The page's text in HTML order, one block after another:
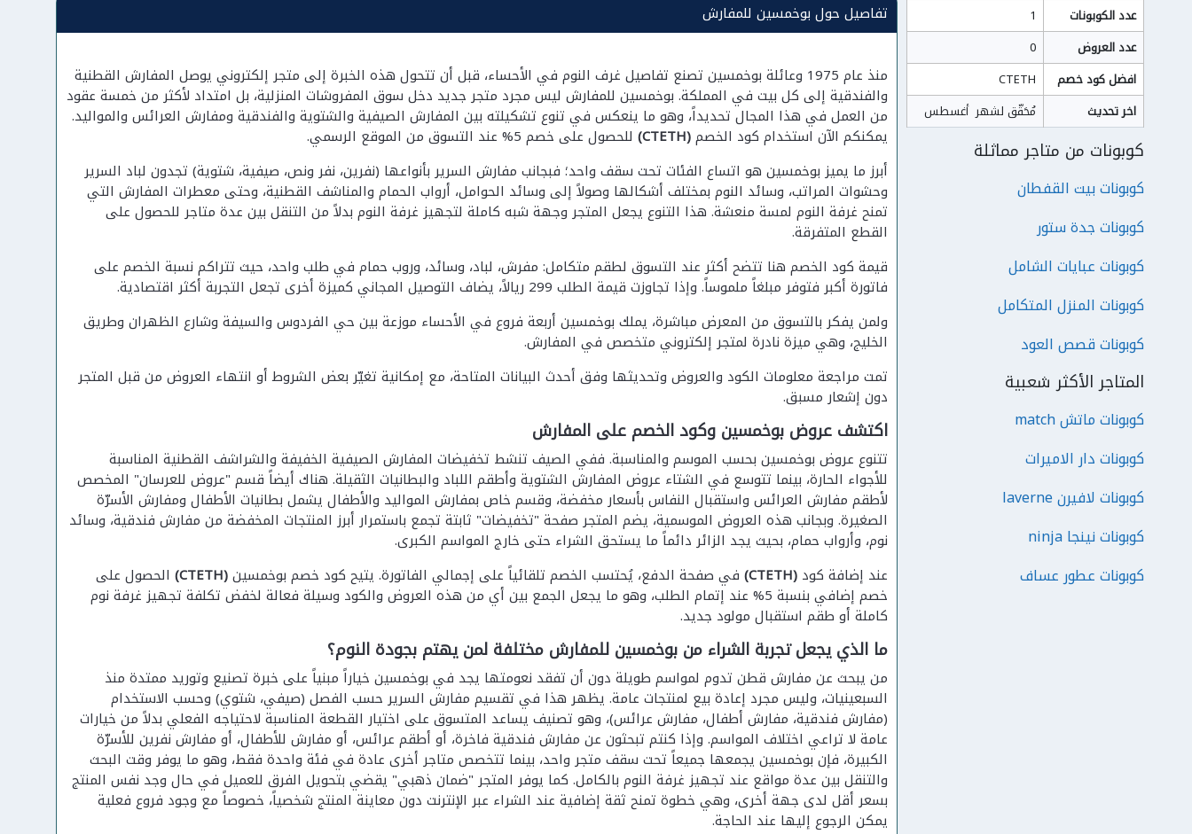
عدد الكوبونات
1
عدد العروض
0
افضل كود خصم
CTETH
اخر تحديث
مُحَقّق لشهر  أغسطس
كوبونات من متاجر مماثلة
كوبونات بيت القفطان
كوبونات جدة ستور
كوبونات عبايات الشامل
كوبونات المنزل المتكامل
كوبونات قصص العود
المتاجر الأكثر شعبية
كوبونات ماتش match
كوبونات دار الاميرات
كوبونات لافيرن laverne
كوبونات نينجا ninja
كوبونات عطور عساف
تفاصيل حول بوخمسين للمفارش
منذ عام 1975 وعائلة بوخمسين تصنع تفاصيل غرف النوم في الأحساء، قبل أن تتحول هذه الخبرة إلى متجر إلكتروني يوصل المفارش القطنية
والفندقية إلى كل بيت في المملكة. بوخمسين للمفارش ليس مجرد متجر جديد دخل سوق المفروشات المنزلية، بل امتداد لأكثر من خمسة عقود
من العمل في هذا المجال تحديداً، وهو ما ينعكس في تنوع تشكيلته بين المفارش الصيفية والشتوية والفندقية ومفارش العرائس والمواليد.
يمكنكم الآن استخدام كود الخصم(CTETH)
للحصول على خصم 5% عند التسوق من الموقع الرسمي.
أبرز ما يميز بوخمسين هو اتساع الفئات تحت سقف واحد؛ فبجانب مفارش السرير بأنواعها (نفرين، نفر ونص، صيفية، شتوية) تجدون لباد السرير
وحشوات المراتب، وسائد النوم بمختلف أشكالها وصولاً إلى وسائد الحوامل، أرواب الحمام والمناشف القطنية، وحتى معطرات المفارش التي
تمنح غرفة النوم لمسة منعشة. هذا التنوع يجعل المتجر وجهة شبه كاملة لتجهيز غرفة النوم بدلاً من التنقل بين عدة متاجر للحصول على
القطع المتفرقة.
قيمة كود الخصم هنا تتضح أكثر عند التسوق لطقم متكامل: مفرش، لباد، وسائد، وروب حمام في طلب واحد، حيث تتراكم نسبة الخصم على
فاتورة أكبر فتوفر مبلغاً ملموساً. وإذا تجاوزت قيمة الطلب 299 ريالاً، يضاف التوصيل المجاني كميزة أخرى تجعل التجربة أكثر اقتصادية.
ولمن يفكر بالتسوق من المعرض مباشرة، يملك بوخمسين أربعة فروع في الأحساء موزعة بين حي الفردوس والسيفة وشارع الظهران وطريق
الخليج، وهي ميزة نادرة لمتجر إلكتروني متخصص في المفارش.
تمت مراجعة معلومات الكود والعروض وتحديثها وفق أحدث البيانات المتاحة، مع إمكانية تغيّر بعض الشروط أو انتهاء العروض من قبل المتجر
دون إشعار مسبق.
اكتشف عروض بوخمسين وكود الخصم على المفارش
تتنوع عروض بوخمسين بحسب الموسم والمناسبة. ففي الصيف تنشط تخفيضات المفارش الصيفية الخفيفة والشراشف القطنية المناسبة
للأجواء الحارة، بينما تتوسع في الشتاء عروض المفارش الشتوية وأطقم اللباد والبطانيات الثقيلة. هناك أيضاً قسم "عروض للعرسان" المخصص
لأطقم مفارش العرائس واستقبال النفاس بأسعار مخفضة، وقسم خاص بمفارش المواليد والأطفال يشمل بطانيات الأطفال ومفارش الأسرّة
الصغيرة. وبجانب هذه العروض الموسمية، يضم المتجر صفحة "تخفيضات" ثابتة تجمع باستمرار أبرز المنتجات المخفضة من مفارش فندقية، وسائد
نوم، وأرواب حمام، بحيث يجد الزائر دائماً ما يستحق الشراء حتى خارج المواسم الكبرى.
عند إضافة كود(CTETH) في صفحة الدفع، يُحتسب الخصم تلقائياً على إجمالي الفاتورة. يتيح كود خصم بوخمسين(CTETH)
الحصول على
خصم إضافي بنسبة 5% عند إتمام الطلب، وهو ما يجعل الجمع بين أي من هذه العروض والكود وسيلة فعالة لخفض تكلفة تجهيز غرفة نوم
كاملة أو طقم استقبال مولود جديد.
ما الذي يجعل تجربة الشراء من بوخمسين للمفارش مختلفة لمن يهتم بجودة النوم؟
من يبحث عن مفارش قطن تدوم لمواسم طويلة دون أن تفقد نعومتها يجد في بوخمسين خياراً مبنياً على خبرة تصنيع وتوريد ممتدة منذ
السبعينيات، وليس مجرد إعادة بيع لمنتجات عامة. يظهر هذا في تقسيم مفارش السرير حسب الفصل (صيفي، شتوي) وحسب الاستخدام
(مفارش فندقية، مفارش أطفال، مفارش عرائس)، وهو تصنيف يساعد المتسوق على اختيار القطعة المناسبة لاحتياجه الفعلي بدلاً من خيارات
عامة لا تراعي اختلاف المواسم. وإذا كنتم تبحثون عن مفارش فندقية فاخرة، أو أطقم عرائس، أو مفارش للأطفال، أو مفارش نفرين للأسرّة
الكبيرة، فإن بوخمسين يجمعها جميعاً تحت سقف متجر واحد، بينما تتخصص متاجر أخرى عادة في فئة واحدة فقط، وهو ما يوفر وقت البحث
والتنقل بين عدة مواقع عند تجهيز غرفة النوم بالكامل. كما يوفر المتجر "ضمان ذهبي" يقضي بتحويل الفرق للعميل في حال وجد نفس المنتج
بسعر أقل لدى جهة أخرى، وهي خطوة تمنح ثقة إضافية عند الشراء عبر الإنترنت دون معاينة المنتج شخصياً، خصوصاً مع وجود فروع فعلية
يمكن الرجوع إليها عند الحاجة.